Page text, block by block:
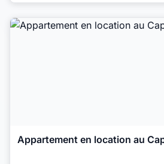
Appartement en location au